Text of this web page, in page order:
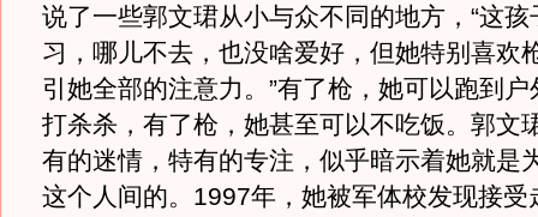
说了一些郭文珺从小与众不同的地方，“这
习，哪儿不去，也没啥爱好，但她特别喜欢
引她全部的注意力。”有了枪，她可以跑到
打杀杀，有了枪，她甚至可以不吃饭。郭文
有的迷情，特有的专注，似乎暗示着她就是
这个人间的。1997年，她被军体校发现接受